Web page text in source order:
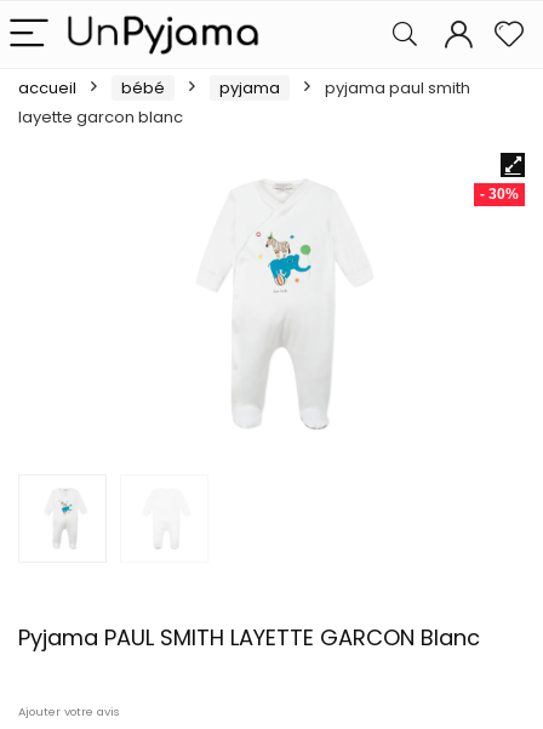
accueil bébé pyjama
pyjama paul smith
layette garcon blanc
- 30%
Pyjama PAUL SMITH LAYETTE GARCON Blanc
Ajouter votre avis